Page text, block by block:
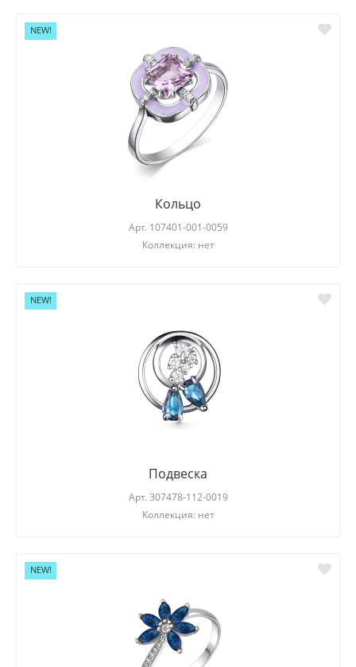
NEW!
Кольцо
Арт. 107401-001-0059
Коллекция: нет
NEW!
Подвеска
Арт. 307478-112-0019
Коллекция: нет
NEW!